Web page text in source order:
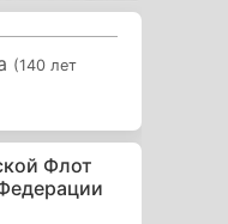
(140 лет
Флот